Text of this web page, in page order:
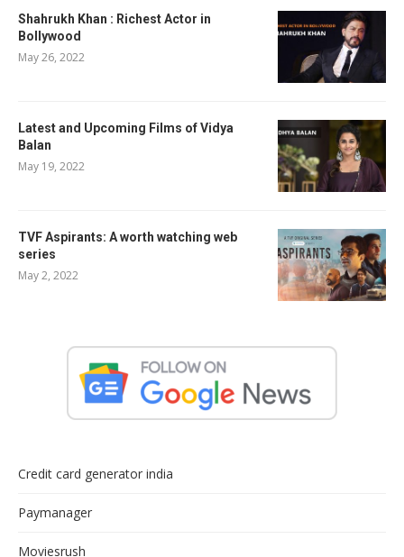
Shahrukh Khan : Richest Actor in
Bollywood
May 26, 2022
Latest and Upcoming Films of Vidya
Balan
May 19, 2022
TVF Aspirants: A worth watching web
series
May 2, 2022
Credit card generator india
Paymanager
Moviesrush